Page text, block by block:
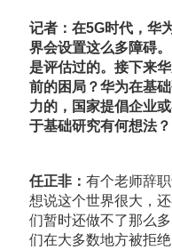
记者：在5G时代，华
界会设置这么多障碍
是评估过的。接下来
前的困局？华为在基
力的，国家提倡企业
于基础研究有何想法？
任正非： 有个老师辞
想说这个世界很大，
们暂时还做不了那么
们在大多数地方被拒